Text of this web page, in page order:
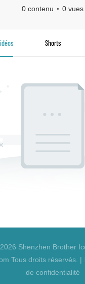
0 contenu
0 vues
Shorts
Shenzhen Brother
Tous droits réservés. |
de confidentialité